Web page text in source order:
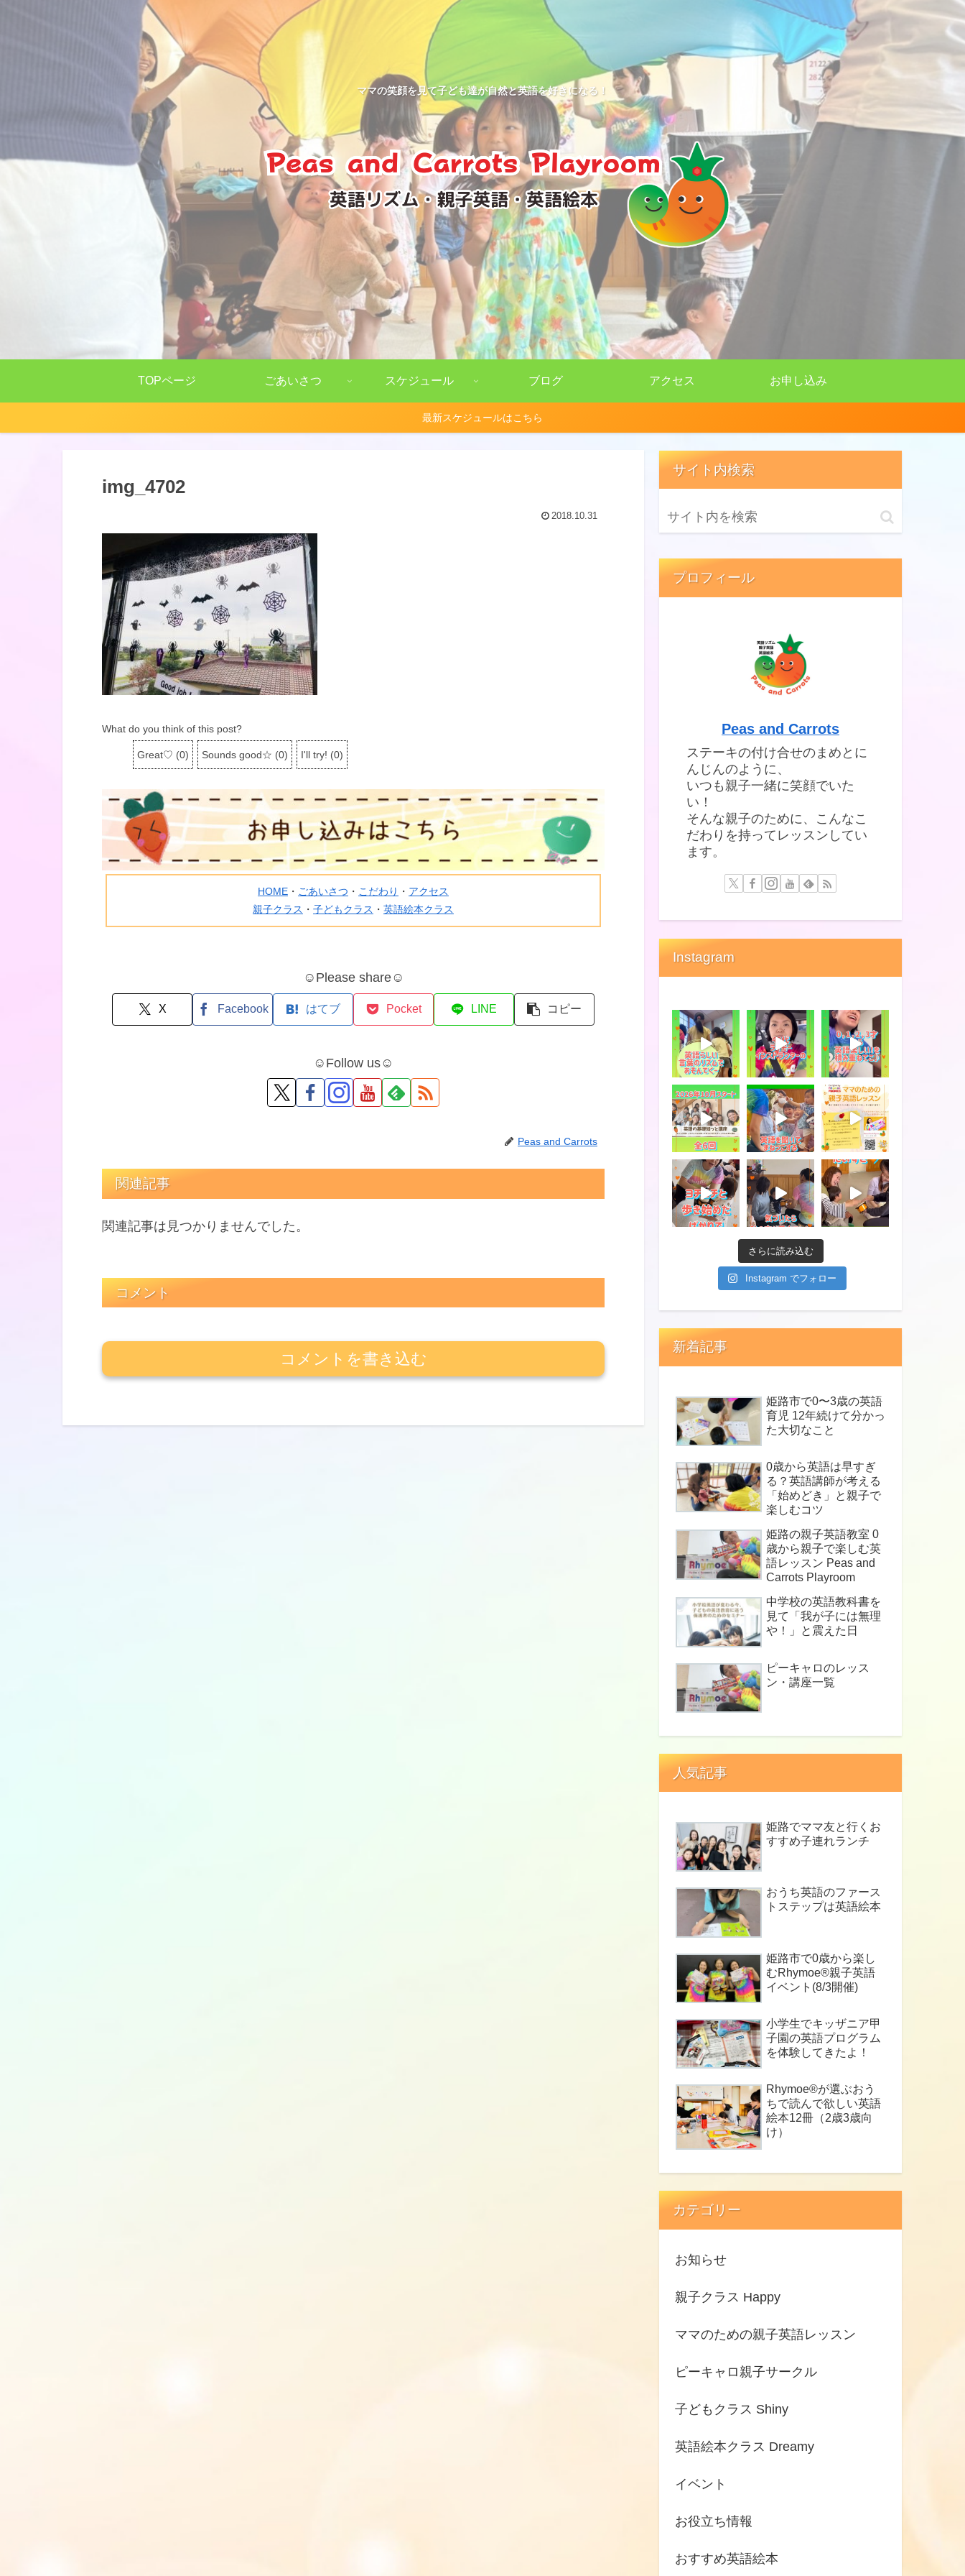
ママの笑顔を見て子ども達が自然と英語を好きになる！
TOPページ ごあいさつ スケジュール ブログ アクセス お申し込み
最新スケジュールはこちら
img_4702
2018.10.31
What do you think of this post?
Great♡ (0) Sounds good☆ (0) I'll try! (0)
HOME ・ ごあいさつ ・ こだわり ・ アクセス
親子クラス ・ 子どもクラス ・ 英語絵本クラス
☺Please share☺
X Facebook はてブ Pocket LINE コピー
☺Follow us☺
Peas and Carrots
関連記事
関連記事は見つかりませんでした。
コメント
コメントを書き込む
サイト内検索
プロフィール
Peas and Carrots
ステーキの付け合せのまめとに
んじんのように、
いつも親子一緒に笑顔でいた
い！
そんな親子のために、こんなこ
だわりを持ってレッスンしてい
ます。
Instagram
さらに読み込む
Instagram でフォロー
新着記事
姫路市で0〜3歳の英語
育児 12年続けて分かっ
た大切なこと
0歳から英語は早すぎ
る？英語講師が考える
「始めどき」と親子で
楽しむコツ
姫路の親子英語教室 0
歳から親子で楽しむ英
語レッスン Peas and
Carrots Playroom
中学校の英語教科書を
見て「我が子には無理
や！」と震えた日
ピーキャロのレッス
ン・講座一覧
人気記事
姫路でママ友と行くお
すすめ子連れランチ
おうち英語のファース
トステップは英語絵本
姫路市で0歳から楽し
むRhymoe®親子英語
イベント(8/3開催)
小学生でキッザニア甲
子園の英語プログラム
を体験してきたよ！
Rhymoe®が選ぶおう
ちで読んで欲しい英語
絵本12冊（2歳3歳向
け）
カテゴリー
お知らせ
親子クラス Happy
ママのための親子英語レッスン
ピーキャロ親子サークル
子どもクラス Shiny
英語絵本クラス Dreamy
イベント
お役立ち情報
おすすめ英語絵本